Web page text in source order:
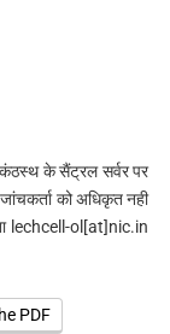
कंठस्थ के सैंट्रल सर्वर पर
को अधिकृत नही
lechcell-ol[at]nic.in
PDF